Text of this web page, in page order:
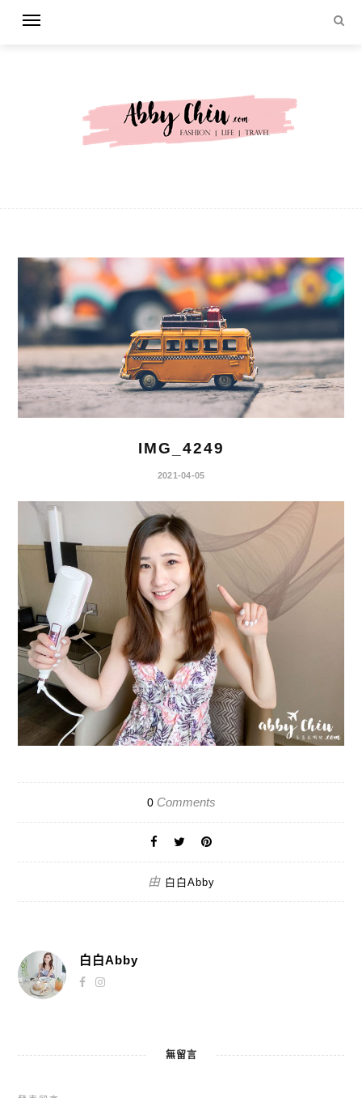
IMG_4249
2021-04-05
0Comments
由 白白Abby
白白Abby
無留言